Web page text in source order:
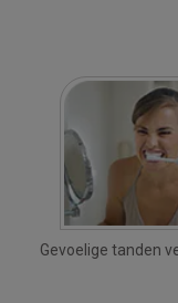
Gevoelige tanden